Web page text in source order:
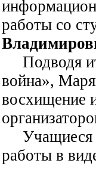
работы со
Подводя
война»,
восхищение
Учащиеся
работы в